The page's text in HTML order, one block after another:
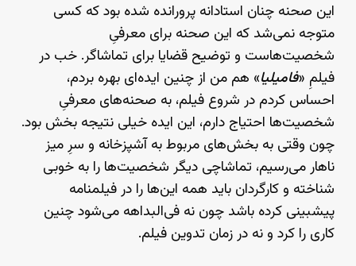
این صحنه چنان استادانه پرورانده شده بود که کسی
متوجه نمی‌شد که این صحنه برای معرفیِ
شخصیت‌هاست و توضیح قضایا برای تماشاگر. خب در
فیلمِ «فامیلیا» هم من از چنین ایده‌ای بهره بردم،
احساس کردم در شروع فیلم، به صحنه‌های معرفیِ
شخصیت‌ها احتیاج دارم، این ایده خیلی نتیجه بخش بود.
چون وقتی به بخش‌های مربوط به آشپزخانه و سرِ میز
ناهار می‌رسیم، تماشاچی دیگر شخصیت‌ها را به خوبی
شناخته و کارگردان باید همه این‌ها را در فیلمنامه
پیشبینی کرده باشد چون نه فی‌البداهه می‌شود چنین
کاری را کرد و نه در زمان تدوین فیلم.